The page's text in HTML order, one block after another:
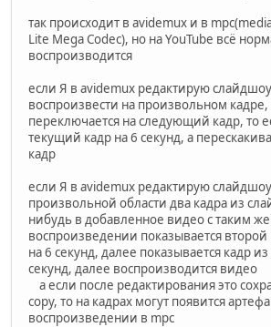
так происходит в avidemux и в
Lite Mega Codec), но на YouTube всё
воспроизводится
если Я в avidemux редактирую
воспроизвести на произвольном кадре,
переключается на следующий кадр, то
текущий кадр на 6 секунд, а
кадр
если Я в avidemux редактирую
произвольной области два кадра из
нибудь в добавленное видео с таким
воспроизведении показывается
на 6 секунд, далее показывается кадр
секунд, далее воспроизводится видео
а если после редактирования это
copy, то на кадрах могут появится
воспроизведении в mpc